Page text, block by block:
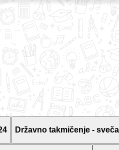
Državno takmičenje -